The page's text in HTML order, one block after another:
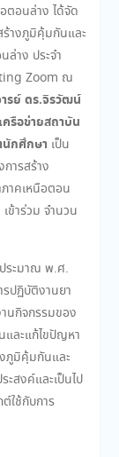
ตอนล่าง ได้จัด
ร้างภูมิคุ้มกันและ
าง ประจำ
Zoom ณ
ารย์ ดร.จิรวัฒน์
ครือข่ายสถาบัน
กศึกษา เป็น
การสร้าง
าคเหนือตอน
ข้าร่วม จำนวน
ระมาณ พ.ศ.
ปฏิบัติงานยา
นกิจกรรมของ
และแก้ไขปัญหา
ภูมิคุ้มกันและ
สงค์และเป็นไป
ใช้กับการ